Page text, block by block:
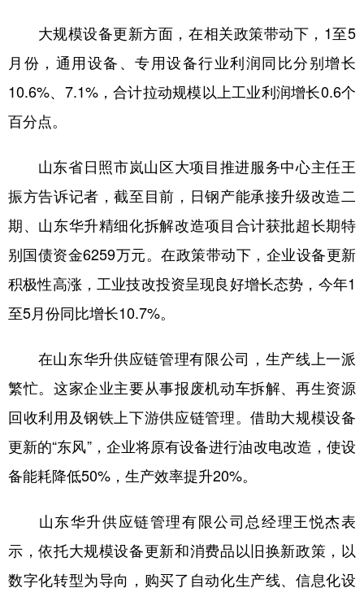
大规模设备更新方面，在相关政策带动下，1至5
月份，通用设备、专用设备行业利润同比分别增长
10.6%、7.1%，合计拉动规模以上工业利润增长0.6个
百分点。
山东省日照市岚山区大项目推进服务中心主任王
振方告诉记者，截至目前，日钢产能承接升级改造二
期、山东华升精细化拆解改造项目合计获批超长期特
别国债资金6259万元。在政策带动下，企业设备更新
积极性高涨，工业技改投资呈现良好增长态势，今年1
至5月份同比增长10.7%。
在山东华升供应链管理有限公司，生产线上一派
繁忙。这家企业主要从事报废机动车拆解、再生资源
回收利用及钢铁上下游供应链管理。借助大规模设备
更新的“东风”，企业将原有设备进行油改电改造，使设
备能耗降低50%，生产效率提升20%。
山东华升供应链管理有限公司总经理王悦杰表
示，依托大规模设备更新和消费品以旧换新政策，以
数字化转型为导向，购买了自动化生产线、信息化设